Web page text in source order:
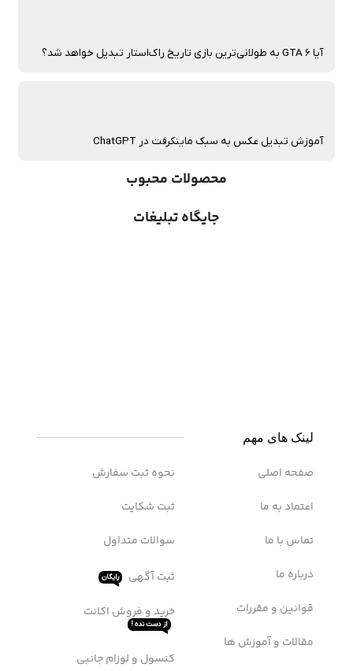
آیا GTA 6 به طولانی‌ترین بازی تاریخ راک‌استار تبدیل خواهد شد؟
آموزش تبدیل عکس به سبک ماینکرفت در ChatGPT
محصولات محبوب
جایگاه تبلیغات
لینک های مهم
صفحه اصلی
اعتماد به ما
تماس با ما
درباره ما
قوانین و مقررات
مقالات و آموزش ها
نحوه ثبت سفارش
ثبت شکایت
سوالات متداول
ثبت آگهی رایگان
خرید و فروش اکانت
از دست نده !
کنسول و لوزام جانبی